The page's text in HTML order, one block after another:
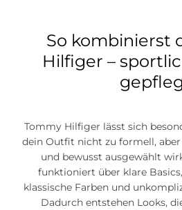
So kombinierst
Hilfiger –
Tommy Hilfiger lässt sich
dein Outfit nicht zu formell,
und bewusst ausgewählt
funktioniert über klare
klassische Farben und
Dadurch entstehen Looks,